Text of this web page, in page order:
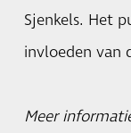
Sjenkels. Het
invloeden van
Meer